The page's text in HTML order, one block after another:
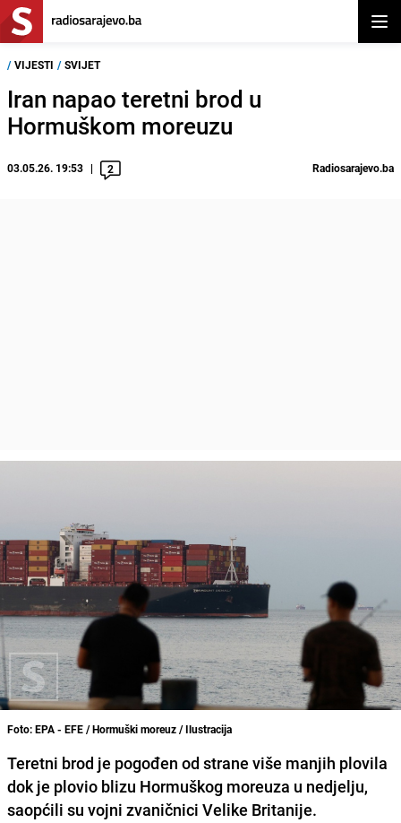
/ VIJESTI / SVIJET
Iran napao teretni brod u
Hormuškom moreuzu
03.05.26. 19:53 2 Radiosarajevo.ba
Foto: EPA - EFE / Hormuški moreuz / Ilustracija
Teretni brod je pogođen od strane više manjih plovila
dok je plovio blizu Hormuškog moreuza u nedjelju,
saopćili su vojni zvaničnici Velike Britanije.